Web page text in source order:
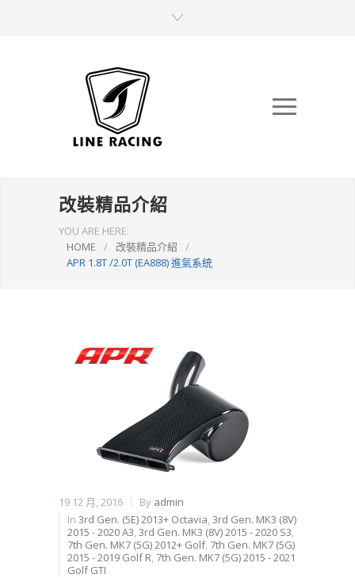
改裝精品介紹
YOU ARE HERE:
HOME
/ 改裝精品介紹
/
APR 1.8T /2.0T (EA888) 進氣系統
19 12 月, 2016 By admin
In 3rd Gen. (5E) 2013+ Octavia,3rd Gen. MK3 (8V)
2015 - 2020 A3,3rd Gen. MK3 (8V) 2015 - 2020 S3,
7th Gen. MK7 (5G) 2012+ Golf, 7th Gen. MK7 (5G)
2015 - 2019 Golf R, 7th Gen. MK7 (5G) 2015 - 2021
Golf GTI